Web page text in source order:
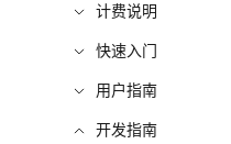
计费说明
快速入门
用户指南
开发指南